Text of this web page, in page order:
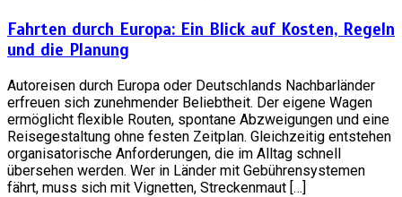
Fahrten durch Europa: Ein Blick auf Kosten, Regeln
und die Planung
Autoreisen durch Europa oder Deutschlands Nachbarländer
erfreuen sich zunehmender Beliebtheit. Der eigene Wagen
ermöglicht flexible Routen, spontane Abzweigungen und eine
Reisegestaltung ohne festen Zeitplan. Gleichzeitig entstehen
organisatorische Anforderungen, die im Alltag schnell
übersehen werden. Wer in Länder mit Gebührensystemen
fährt, muss sich mit Vignetten, Streckenmaut […]